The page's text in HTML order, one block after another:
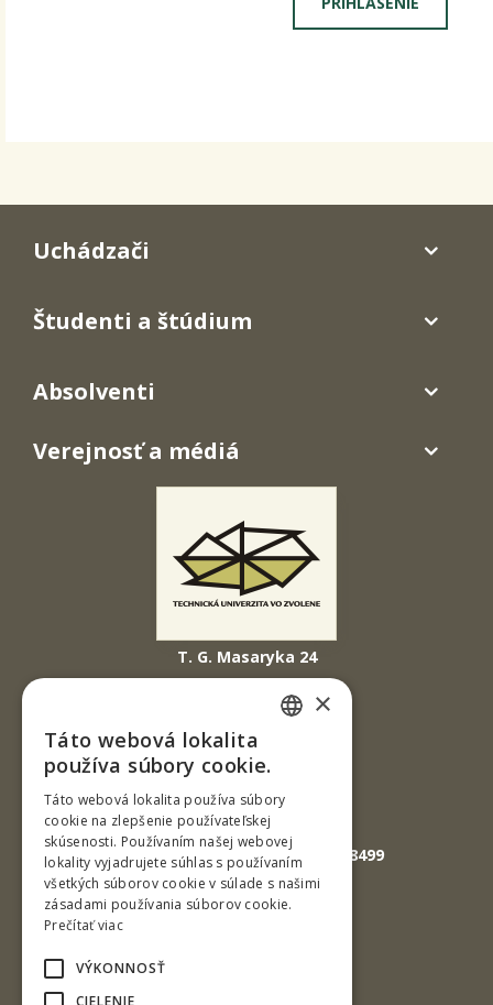
T. G. Masaryka 24
960 01 Zvolen
Slovenská republika
Tel.: +421-45-520 61 11
Fax: +421-45-533 00 27
E-mail: info@tuzvo.sk
GPS súradnice: 48.572024,19.118499
Uchádzači
Študenti a štúdium
Absolventi
Verejnosť a médiá
×
Táto webová lokalita
používa súbory cookie.
Táto webová lokalita používa súbory
cookie na zlepšenie používateľskej
skúsenosti. Používaním našej webovej
lokality vyjadrujete súhlas s používaním
všetkých súborov cookie v súlade s našimi
zásadami používania súborov cookie.
Prečítať viac
VÝKONNOSŤ
CIELENIE